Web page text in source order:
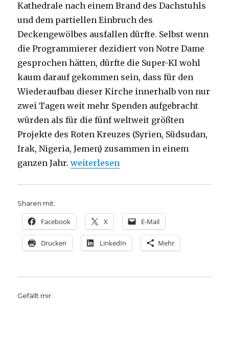
Kathedrale nach einem Brand des Dachstuhls
und dem partiellen Einbruch des
Deckengewölbes ausfallen dürfte. Selbst wenn
die Programmierer dezidiert von Notre Dame
gesprochen hätten, dürfte die Super-KI wohl
kaum darauf gekommen sein, dass für den
Wiederaufbau dieser Kirche innerhalb von nur
zwei Tagen weit mehr Spenden aufgebracht
würden als für die fünf weltweit größten
Projekte des Roten Kreuzes (Syrien, Südsudan,
Irak, Nigeria, Jemen) zusammen in einem
ganzen Jahr.„Die Sprache der Symbole, Christoph
weiterlesen
Sharen mit:
Facebook X E-Mail
Drucken LinkedIn Mehr
Gefällt mir: